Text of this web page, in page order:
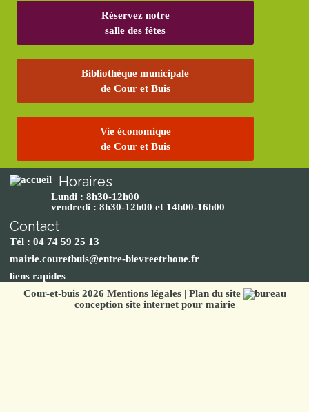
Réservez notre
salle des fêtes
Bibliothèque municipale
de Cour et Buis
Vie économique
de Cour et Buis
Horaires
Lundi : 8h30-12h00
vendredi : 8h30-12h00 et 14h00-16h00
Contact
Tél : 04 74 59 25 13
mairie.couretbuis@entre-bievreetrhone.fr
liens rapides
Cour-et-buis 2026 Mentions légales| Plan du site
conception site internet pour mairie